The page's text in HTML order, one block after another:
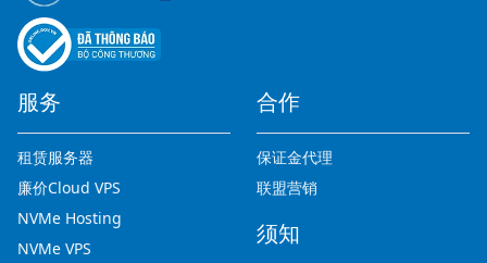
服务
租赁服务器
廉价Cloud VPS
NVMe Hosting
NVMe VPS
合作
保证金代理
联盟营销
须知